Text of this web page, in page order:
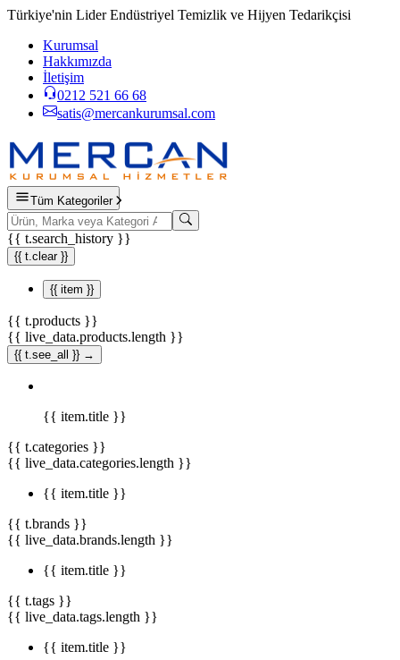
Türkiye'nin Lider Endüstriyel Temizlik ve Hijyen Tedarikçisi
Kurumsal
Hakkımızda
İletişim
0212 521 66 68
satis@mercankurumsal.com
Tüm Kategoriler
{{ t.search_history }}
{{ t.clear }}
{{ item }}
{{ t.products }}
{{ live_data.products.length }}
{{ t.see_all }} →
{{ item.title }}
{{ t.categories }}
{{ live_data.categories.length }}
{{ item.title }}
{{ t.brands }}
{{ live_data.brands.length }}
{{ item.title }}
{{ t.tags }}
{{ live_data.tags.length }}
{{ item.title }}